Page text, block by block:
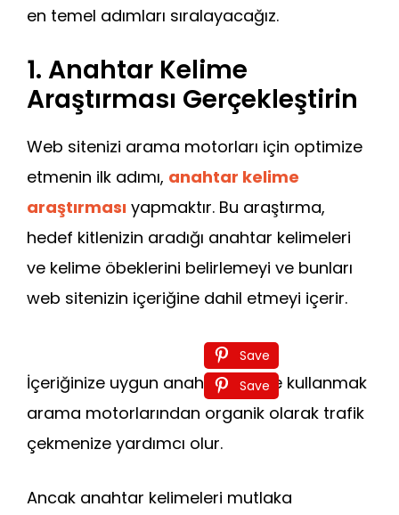
en temel adımları sıralayacağız.
1. Anahtar Kelime
Araştırması Gerçekleştirin
Web sitenizi arama motorları için optimize
etmenin ilk adımı, anahtar kelime
araştırması yapmaktır. Bu araştırma,
hedef kitlenizin aradığı anahtar kelimeleri
ve kelime öbeklerini belirlemeyi ve bunları
web sitenizin içeriğine dahil etmeyi içerir.
Save
Save
İçeriğinize uygun anahtar kelime kullanmak
arama motorlarından organik olarak trafik
çekmenize yardımcı olur.
Ancak anahtar kelimeleri mutlaka